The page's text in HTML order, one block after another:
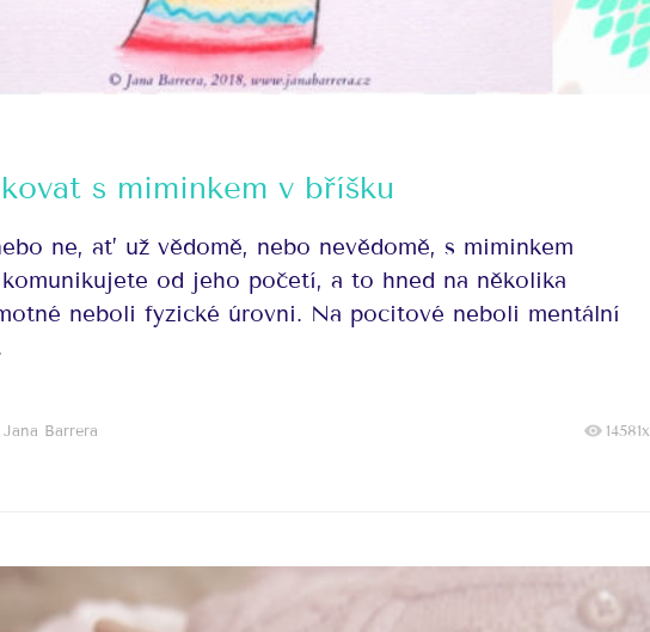
s miminkem v bříšku
ne, ať už vědomě, nebo nevědomě, s miminkem
od jeho početí, a to hned na několika
neboli fyzické úrovni. Na pocitové neboli mentální
Jana Barrera 14581x